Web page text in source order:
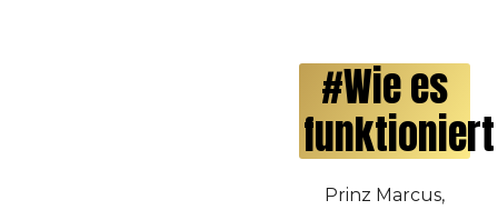
#Wie es
funktioniert
Prinz Marcus,